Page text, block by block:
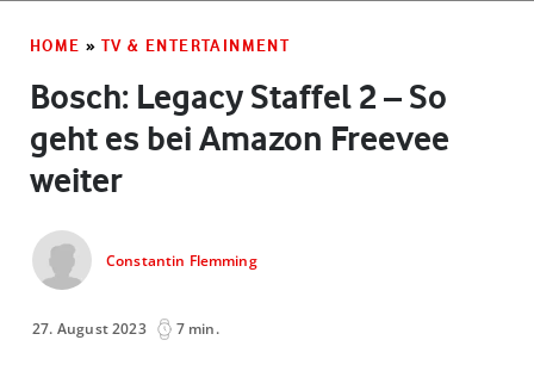
HOME » TV & ENTERTAINMENT
Bosch: Legacy Staffel 2 – So
geht es bei Amazon Freevee
weiter
Constantin Flemming
27. August 2023 7 min.